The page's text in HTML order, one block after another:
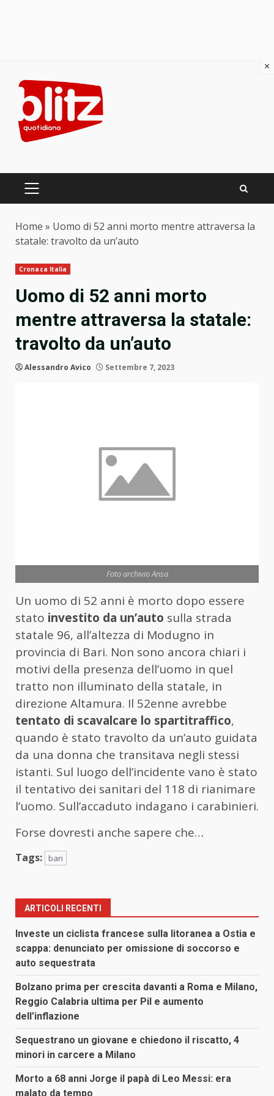
content
PRIMARY
Home » Uomo di 52 anni morto mentre attraversa la
statale: travolto da un’auto
Cronaca Italia
Uomo di 52 anni morto
mentre attraversa la statale:
travolto da un’auto
Alessandro Avico Settembre 7, 2023
Foto archivio Ansa
Un uomo di 52 anni è morto dopo essere
stato investito da un’auto sulla strada
statale 96, all’altezza di Modugno in
provincia di Bari. Non sono ancora chiari i
motivi della presenza dell’uomo in quel
tratto non illuminato della statale, in
direzione Altamura. Il 52enne avrebbe
tentato di scavalcare lo spartitraffico,
quando è stato travolto da un’auto guidata
da una donna che transitava negli stessi
istanti. Sul luogo dell’incidente vano è stato
il tentativo dei sanitari del 118 di rianimare
l’uomo. Sull’accaduto indagano i carabinieri.
Forse dovresti anche sapere che…
Tags: bari
ARTICOLI RECENTI
Investe un ciclista francese sulla litoranea a Ostia e
scappa: denunciato per omissione di soccorso e
auto sequestrata
Bolzano prima per crescita davanti a Roma e Milano,
Reggio Calabria ultima per Pil e aumento
dell’inflazione
Sequestrano un giovane e chiedono il riscatto, 4
minori in carcere a Milano
Morto a 68 anni Jorge il papà di Leo Messi: era
malato da tempo
×